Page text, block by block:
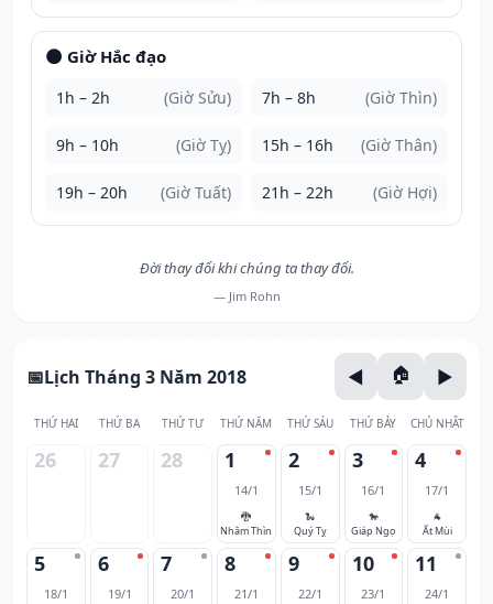
🌑 Giờ Hắc đạo
1h – 2h (Giờ Sửu) 7h – 8h (Giờ Thìn)
9h – 10h (Giờ Tỵ) 15h – 16h (Giờ Thân)
19h – 20h (Giờ Tuất) 21h – 22h (Giờ Hợi)
Đời thay đổi khi chúng ta thay đổi.
— Jim Rohn
Lịch Tháng 3 Năm 2018
THỨ HAI THỨ BA THỨ TƯ THỨ NĂM THỨ SÁU THỨ BẢY CHỦ NHẬT
26 27 28 1
14/1
🐉
Nhâm Thìn
2
15/1
🐍
Quý Tỵ
3
16/1
🐎
Giáp Ngọ
4
17/1
🐐
Ất Mùi
5
18/1
6
19/1
7
20/1
8
21/1
9
22/1
10
23/1
11
24/1